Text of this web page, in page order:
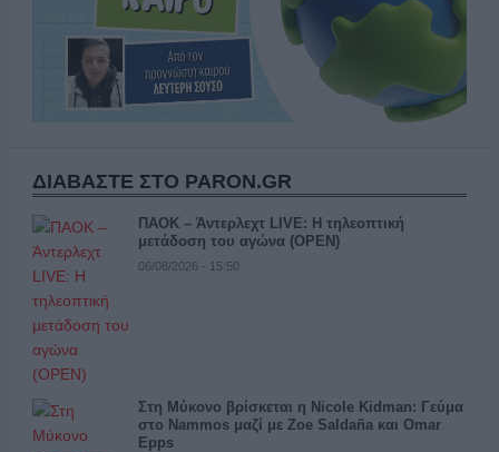
ΔΙΑΒΑΣΤΕ ΣΤΟ PARON.GR
ΠΑΟΚ – Άντερλεχτ LIVE: Η τηλεοπτική
μετάδοση του αγώνα (OPEN)
06/08/2026 - 15:50
Στη Μύκονο βρίσκεται η Nicole Kidman: Γεύμα
στο Nammos μαζί με Zoe Saldaña και Omar
Epps